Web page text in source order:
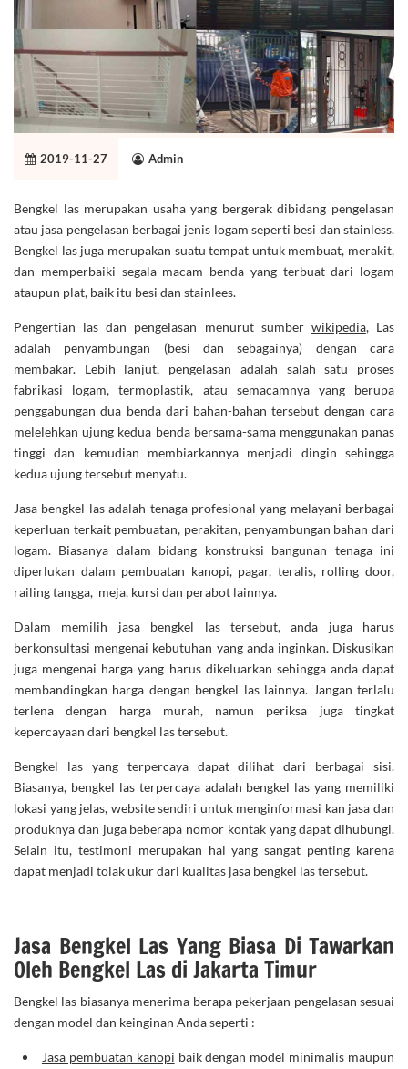
2019-11-27 Admin
Bengkel las merupakan usaha yang bergerak dibidang pengelasan
atau jasa pengelasan berbagai jenis logam seperti besi dan stainless.
Bengkel las juga merupakan suatu tempat untuk membuat, merakit,
dan memperbaiki segala macam benda yang terbuat dari logam
ataupun plat, baik itu besi dan stainlees.
Pengertian las dan pengelasan menurut sumber wikipedia, Las
adalah penyambungan (besi dan sebagainya) dengan cara
membakar. Lebih lanjut, pengelasan adalah salah satu proses
fabrikasi logam, termoplastik, atau semacamnya yang berupa
penggabungan dua benda dari bahan-bahan tersebut dengan cara
melelehkan ujung kedua benda bersama-sama menggunakan panas
tinggi dan kemudian membiarkannya menjadi dingin sehingga
kedua ujung tersebut menyatu.
Jasa bengkel las adalah tenaga profesional yang melayani berbagai
keperluan terkait pembuatan, perakitan, penyambungan bahan dari
logam. Biasanya dalam bidang konstruksi bangunan tenaga ini
diperlukan dalam pembuatan kanopi, pagar, teralis, rolling door,
railing tangga, meja, kursi dan perabot lainnya.
Dalam memilih jasa bengkel las tersebut, anda juga harus
berkonsultasi mengenai kebutuhan yang anda inginkan. Diskusikan
juga mengenai harga yang harus dikeluarkan sehingga anda dapat
membandingkan harga dengan bengkel las lainnya. Jangan terlalu
terlena dengan harga murah, namun periksa juga tingkat
kepercayaan dari bengkel las tersebut.
Bengkel las yang terpercaya dapat dilihat dari berbagai sisi.
Biasanya, bengkel las terpercaya adalah bengkel las yang memiliki
lokasi yang jelas, website sendiri untuk menginformasi kan jasa dan
produknya dan juga beberapa nomor kontak yang dapat dihubungi.
Selain itu, testimoni merupakan hal yang sangat penting karena
dapat menjadi tolak ukur dari kualitas jasa bengkel las tersebut.
Jasa Bengkel Las Yang Biasa Di Tawarkan
Oleh Bengkel Las di Jakarta Timur
Bengkel las biasanya menerima berapa pekerjaan pengelasan sesuai
dengan model dan keinginan Anda seperti :
Jasa pembuatan kanopi baik dengan model minimalis maupun